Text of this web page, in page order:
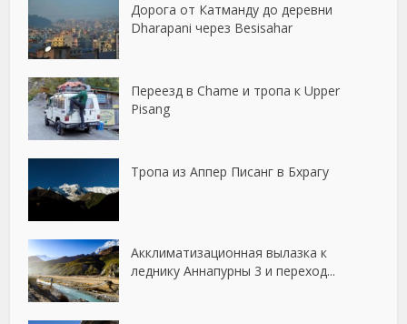
Дорога от Катманду до деревни
Dharapani через Besisahar
Переезд в Chame и тропа к Upper
Pisang
Тропа из Аппер Писанг в Бхрагу
Акклиматизационная вылазка к
леднику Аннапурны 3 и переход...